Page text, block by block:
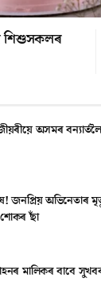
শিশুসকলৰ
অসমৰ
জনপ্ৰিয় অভিনেতাৰ
ছাঁ
মালিকৰ বাবে